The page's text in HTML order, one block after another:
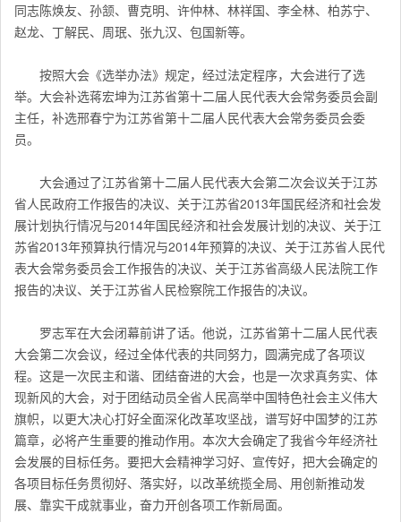
同志陈焕友、孙颔、曹克明、许仲林、林祥国、李全林、柏苏宁、
赵龙、丁解民、周珉、张九汉、包国新等。
按照大会《选举办法》规定，经过法定程序，大会进行了选
举。大会补选蒋宏坤为江苏省第十二届人民代表大会常务委员会副
主任，补选邢春宁为江苏省第十二届人民代表大会常务委员会委
员。
大会通过了江苏省第十二届人民代表大会第二次会议关于江苏
省人民政府工作报告的决议、关于江苏省2013年国民经济和社会发
展计划执行情况与2014年国民经济和社会发展计划的决议、关于江
苏省2013年预算执行情况与2014年预算的决议、关于江苏省人民代
表大会常务委员会工作报告的决议、关于江苏省高级人民法院工作
报告的决议、关于江苏省人民检察院工作报告的决议。
罗志军在大会闭幕前讲了话。他说，江苏省第十二届人民代表
大会第二次会议，经过全体代表的共同努力，圆满完成了各项议
程。这是一次民主和谐、团结奋进的大会，也是一次求真务实、体
现新风的大会，对于团结动员全省人民高举中国特色社会主义伟大
旗帜，以更大决心打好全面深化改革攻坚战，谱写好中国梦的江苏
篇章，必将产生重要的推动作用。本次大会确定了我省今年经济社
会发展的目标任务。要把大会精神学习好、宣传好，把大会确定的
各项目标任务贯彻好、落实好，以改革统揽全局、用创新推动发
展、靠实干成就事业，奋力开创各项工作新局面。